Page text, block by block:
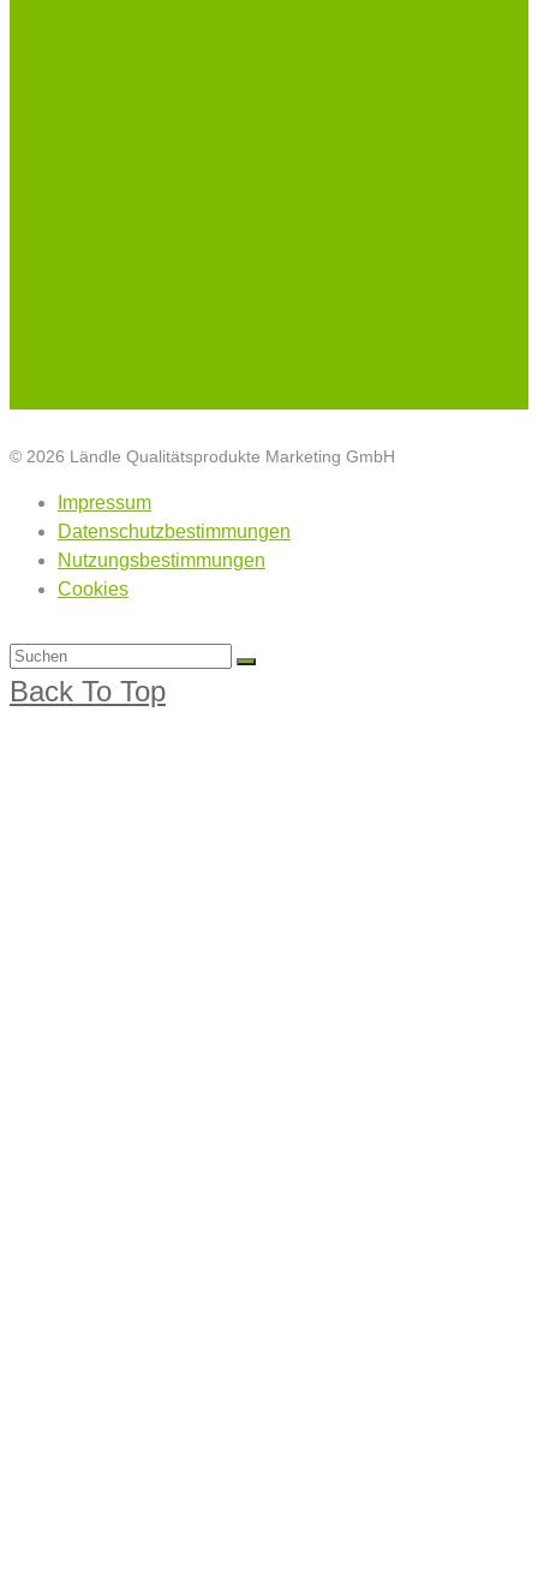
© 2026 Ländle Qualitätsprodukte Marketing GmbH
Impressum
Datenschutzbestimmungen
Nutzungsbestimmungen
Cookies
Back To Top